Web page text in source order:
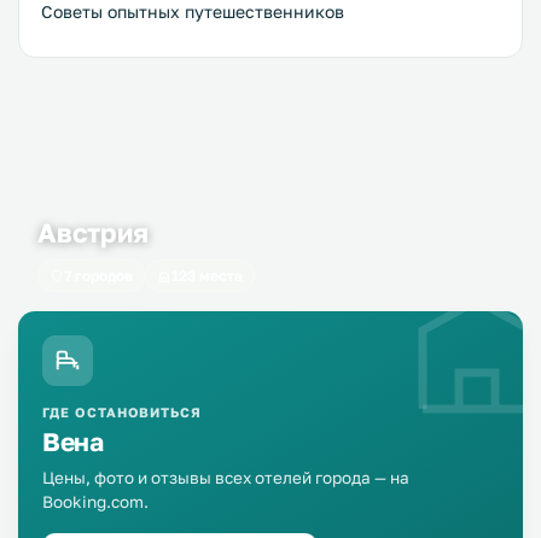
Советы опытных путешественников
Австрия
ГДЕ ОСТАНОВИТЬСЯ
Вена
Цены, фото и отзывы всех отелей города — на
Booking.com.